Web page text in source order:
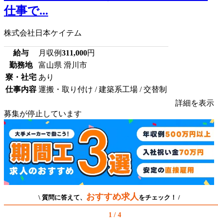
仕事で...
株式会社日本ケイテム
給与 月収例311,000円
勤務地
富山県 滑川市
寮・社宅 あり
仕事内容 運搬・取り付け / 建築系工場 / 交替制
詳細を表示
募集が停止しています
\ 質問に答えて、 おすすめ求人 をチェック！ /
1 / 4